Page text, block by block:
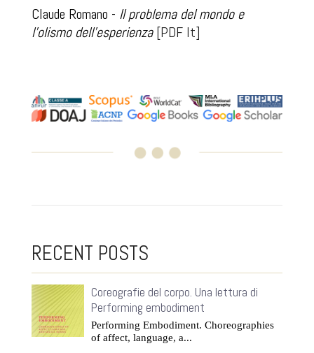
Claude Romano - Il problema del mondo e
l'olismo dell'esperienza[PDF It]
RECENT POSTS
Coreografie del corpo. Una lettura di
Performing embodiment
Performing Embodiment. Choreographies
of affect, language, a...